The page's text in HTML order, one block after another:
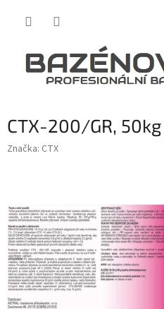
CTX-200/GR, 50kg
Značka: CTX